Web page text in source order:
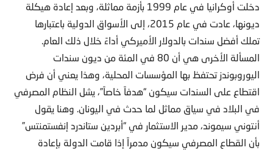
دخلت أوكرانيا في عام 1999 بأزمة مماثلة، وبعد إعادة هيكلة
ديونها، عادت في عام 2015، إلى الأسواق الدولية باعتبارها
تملك أفضل سندات بالدولار الأميركي أداءً خلال ذلك العام.
المسألة الأخرى هي أن 80 في المئة من ديون سندات
اليوروبوندز تحتفظ بها المؤسسات المحلية، وهذا يعني أن فرض
اقتطاع على السندات سيكون “هدفاً خاصاً”، يشل النظام المصرفي
في البلاد في سياق مماثل لما حدث في اليونان. وهنا يقول
أنتوني سيموند، مدير الاستثمار في “أبردين ستاندرد إنفستمنتس”
بأن القطاع المصرفي سيكون مدمراً إذا قامت الدولة بإعادة